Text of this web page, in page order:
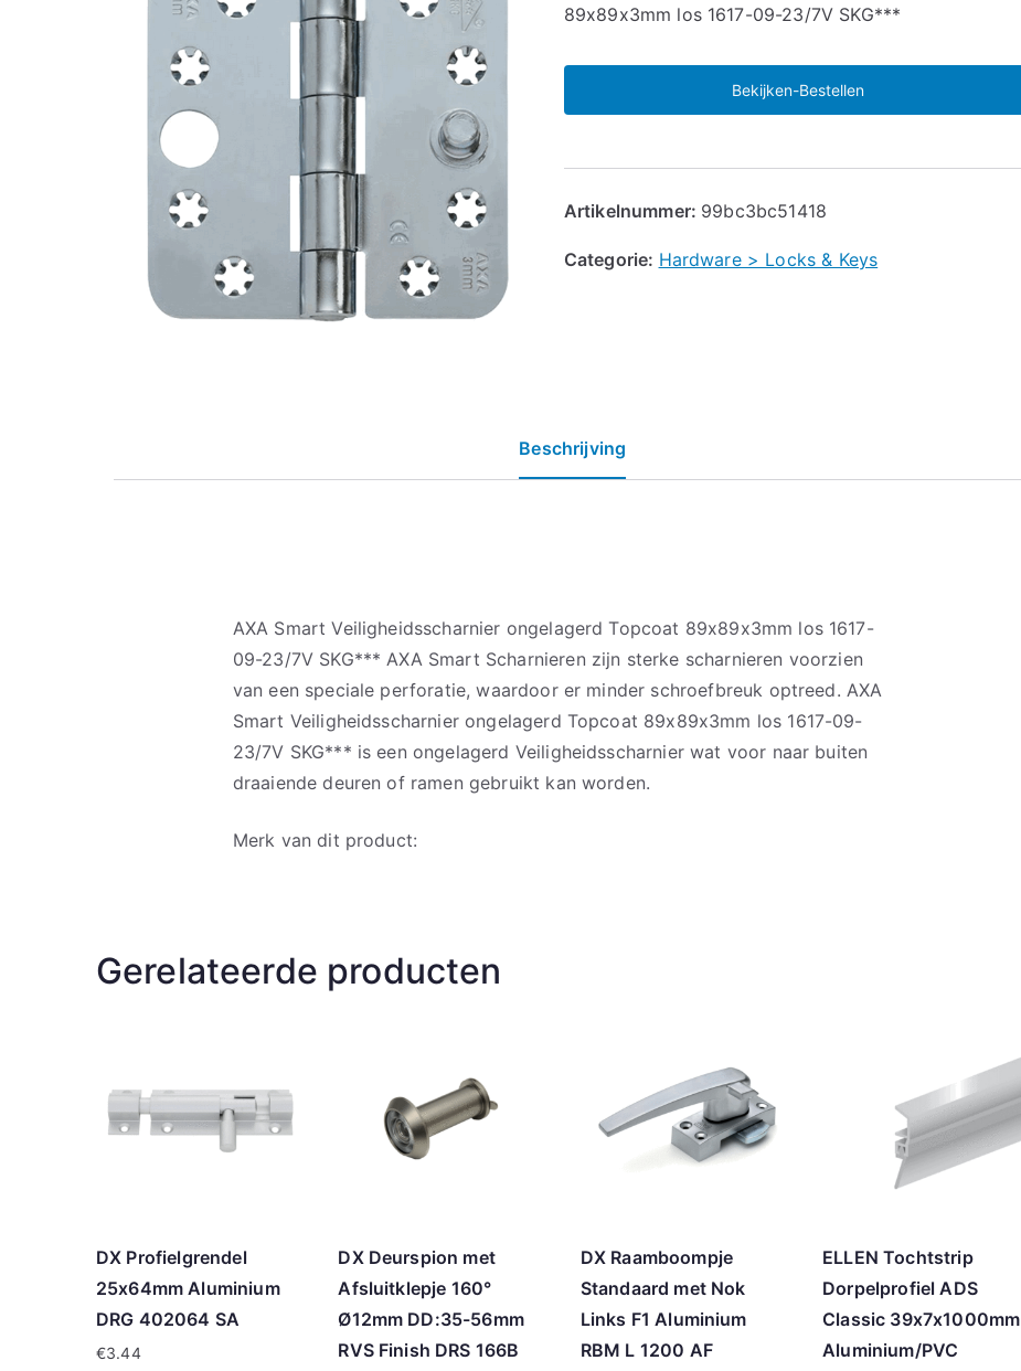
89x89x3mm los 1617-09-23/7V SKG***
Bekijken-Bestellen
Artikelnummer: 99bc3bc51418
Categorie: Hardware > Locks & Keys
Beschrijving
AXA Smart Veiligheidsscharnier ongelagerd Topcoat 89x89x3mm los 1617-
09-23/7V SKG*** AXA Smart Scharnieren zijn sterke scharnieren voorzien
van een speciale perforatie, waardoor er minder schroefbreuk optreed. AXA
Smart Veiligheidsscharnier ongelagerd Topcoat 89x89x3mm los 1617-09-
23/7V SKG*** is een ongelagerd Veiligheidsscharnier wat voor naar buiten
draaiende deuren of ramen gebruikt kan worden.
Merk van dit product:
Gerelateerde producten
DX Profielgrendel
25x64mm Aluminium
DRG 402064 SA
€3.44
DX Deurspion met
Afsluitklepje 160°
Ø12mm DD:35-56mm
RVS Finish DRS 166B
DX Raamboompje
Standaard met Nok
Links F1 Aluminium
RBM L 1200 AF
ELLEN Tochtstrip
Dorpelprofiel ADS
Classic 39x7x1000mm
Aluminium/PVC